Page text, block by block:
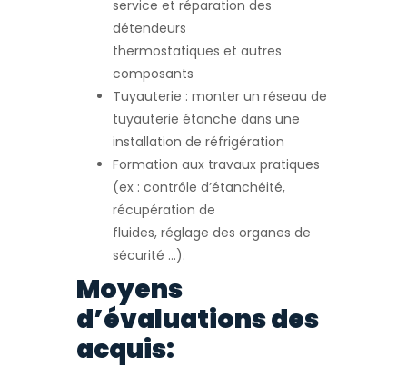
service et réparation des
détendeurs
thermostatiques et autres
composants
Tuyauterie : monter un réseau de
tuyauterie étanche dans une
installation de réfrigération
Formation aux travaux pratiques
(ex : contrôle d’étanchéité,
récupération de
fluides, réglage des organes de
sécurité …).
Moyens
d’évaluations des
acquis: